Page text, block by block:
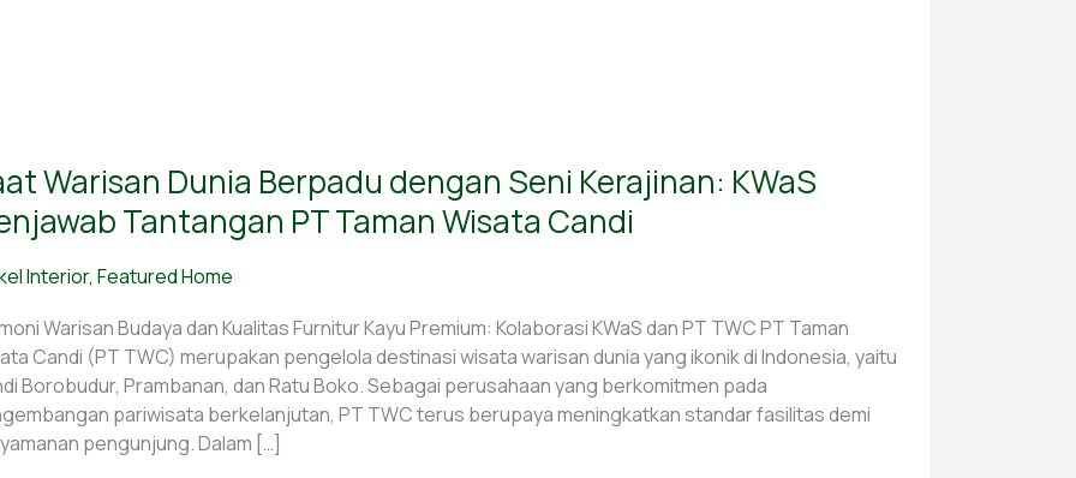
Warisan Dunia Berpadu dengan Seni Kerajinan: KWaS
Tantangan PT Taman Wisata Candi
Interior, Featured Home
Warisan Budaya dan Kualitas Furnitur Kayu Premium: Kolaborasi KWaS dan PT TWC PT Taman
Candi (PT TWC) merupakan pengelola destinasi wisata warisan dunia yang ikonik di Indonesia, yaitu
Borobudur, Prambanan, dan Ratu Boko. Sebagai perusahaan yang berkomitmen pada
pariwisata berkelanjutan, PT TWC terus berupaya meningkatkan standar fasilitas demi
pengunjung. Dalam […]